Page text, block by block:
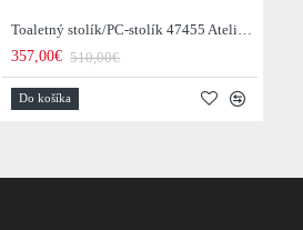
Toaletný stolík/PC-stolík 47455 Atelier 120cm Natural Dub Dyha
357,00€ 510,00€
Do košíka